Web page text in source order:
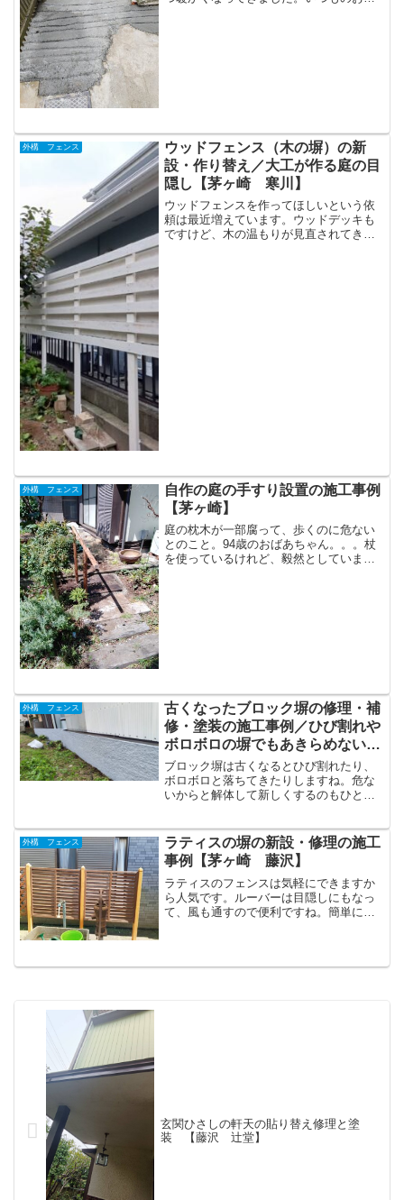
外構 フェンス
ウッドフェンス（木の塀）の新
設・作り替え／大工が作る庭の目
隠し【茅ヶ崎 寒川】
ウッドフェンスを作ってほしいという依
頼は最近増えています。ウッドデッキも
ですけど、木の温もりが見直されてきて
外構 フェンス
自作の庭の手すり設置の施工事例
【茅ヶ崎】
庭の枕木が一部腐って、歩くのに危ない
とのこと。94歳のおばあちゃん。。。杖
を使っているけれど、毅然としていま
外構 フェンス
古くなったブロック塀の修理・補
修・塗装の施工事例／ひび割れや
ボロボロの塀でもあきらめないで
【茅ヶ崎 平塚】
ブロック塀は古くなるとひび割れたり、
ボロボロと落ちてきたりしますね。危な
いからと解体して新しくするのもひとつ
外構 フェンス
ラティスの塀の新設・修理の施工
事例【茅ヶ崎 藤沢】
ラティスのフェンスは気軽にできますか
ら人気です。ルーバーは目隠しにもなっ
て、風も通すので便利ですね。簡単に塀
玄関ひさしの軒天の貼り替え修理と塗
装 【藤沢 辻堂】